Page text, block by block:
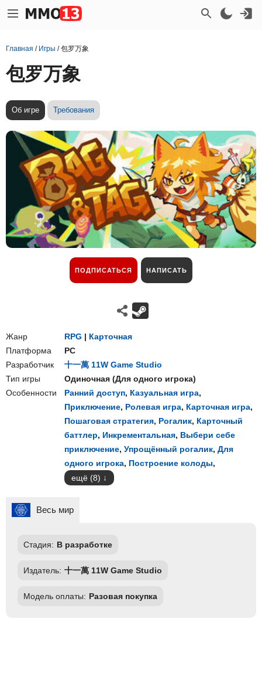
Главная / Игры /包罗万象
包罗万象
Об игре Требования
ПОДПИСАТЬСЯ НАПИСАТЬ
Жанр RPG | Карточная
Платформа
PC
Разработчик
十一萬 11W Game Studio
Тип игры
Одиночная (Для одного игрока)
Особенности
Ранний доступ, Казуальная игра,
Приключение, Ролевая игра, Карточная игра,
Пошаговая стратегия, Рогалик, Карточный
баттлер, Инкрементальная, Выбери себе
приключение, Упрощённый рогалик, Для
одного игрока, Построение колоды,
ещё (8)
Весь мир
Стадия: В разработке
Издатель: 十一萬 11W Game Studio
Модель оплаты: Разовая покупка